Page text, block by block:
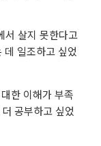
서 살지 못한다고
데 일조하고 싶었
한 이해가 부족
공부하고 싶었